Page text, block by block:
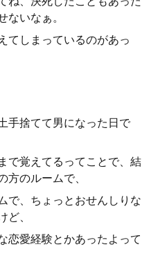
いなぁ。
てしまっているのがあっ
手捨てて男になった日で
で覚えてるってことで、結
のルームで、
で、ちょっとおせんしりな
、
恋愛経験とかあったよって